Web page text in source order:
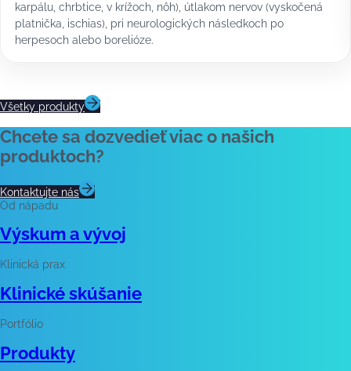
karpálu, chrbtice, v krížoch, nôh), útlakom nervov (vyskočená
platnička, ischias), pri neurologických následkoch po
herpesoch alebo borelióze.
Všetky produkty
Chcete sa dozvedieť viac o našich
produktoch?
Kontaktujte nás
Od nápadu
Výskum a vývoj
Klinická prax
Klinické skúšanie
Portfólio
Produkty